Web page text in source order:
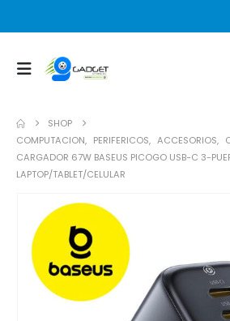
SHOP
COMPUTACION, PERIFERICOS, ACCESORIOS,
CARGADOR 67W BASEUS PICOGO USB-C 3-
LAPTOP/TABLET/CELULAR